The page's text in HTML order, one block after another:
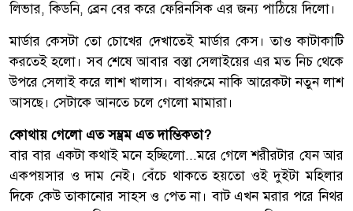
লিভার, কিডনি, ব্রেন বের করে ফেরিনসিক এর জন্য পাঠিয়ে দিলো।
মার্ডার কেসটা তো চোখের দেখাতেই মার্ডার কেস। তাও কাটাকাটি
করতেই হলো। সব শেষে আবার বস্তা সেলাইয়ের এর মত নিচ থেকে
উপরে সেলাই করে লাশ খালাস। বাথরুমে নাকি আরেকটা নতুন লাশ
আসছে। সেটাকে আনতে চলে গেলো মামারা।
কোথায় গেলো এত সম্ভ্রম এত দাম্ভিকতা?
বার বার একটা কথাই মনে হচ্ছিলো...মরে গেলে শরীরটার যেন আর
একপয়সার ও দাম নেই। বেঁচে থাকতে হয়তো ওই দুইটা মহিলার
দিকে কেউ তাকানোর সাহস ও পেত না। বাট এখন মরার পরে নিথর